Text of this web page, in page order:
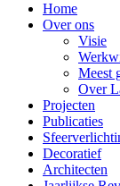
Home
Over ons
Visie
Meest
Over
Projecten
Publicaties
Decoratief
Architecten